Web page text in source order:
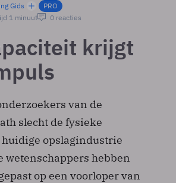
Gids
PRO
1 minuut 0 reacties
krijgt
van de
slecht de fysieke
opslagindustrie
wetenschappers hebben
op een voorloper van